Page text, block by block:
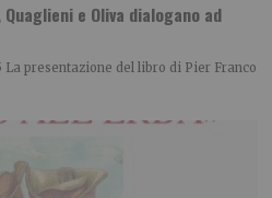
e Oliva dialogano ad
La presentazione del libro di Pier Franco